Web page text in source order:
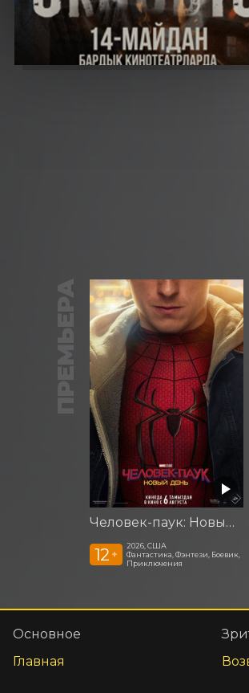
Человек-паук: Новый день
12 +
2026, США
Фантастика, Фэнтези, Боевик,
Приключения
Основное
Главная